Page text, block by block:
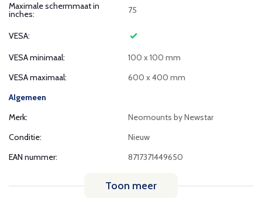
Maximale schermmaat in
inches: 75
VESA:
VESA minimaal:
100 x 100 mm
VESA maximaal:
600 x 400 mm
Algemeen
Merk:
Neomounts by Newstar
Conditie:
Nieuw
EAN nummer:
8717371449650
Toon meer